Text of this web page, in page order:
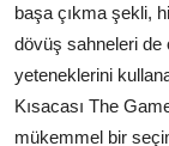
başa çıkma şekli,
dövüş sahneleri de
yeteneklerini
Kısacası The
mükemmel bir